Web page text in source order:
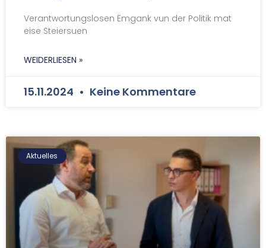
Verantwortungslosen Ëmgank vun der Politik mat
eise Steiersuen
WEIDERLIESEN »
15.11.2024 Keine Kommentare
Aktuelles